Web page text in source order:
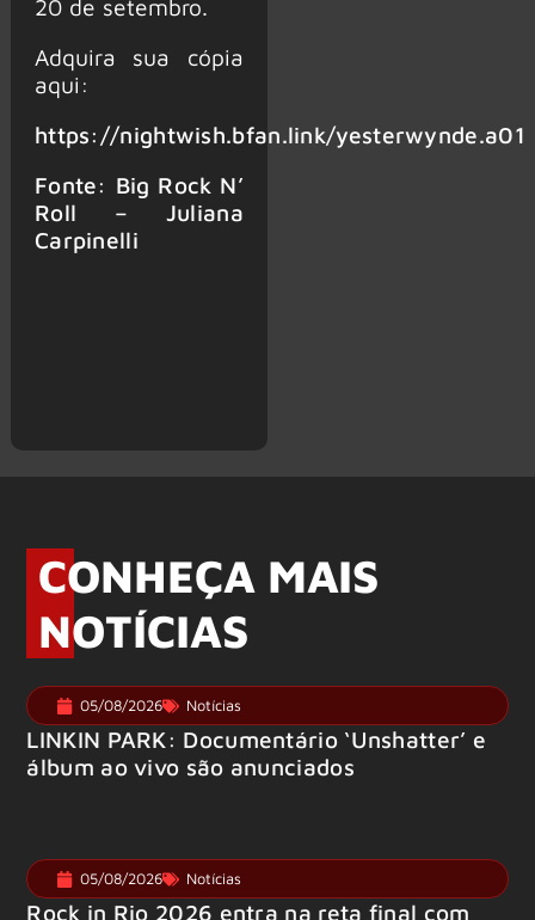
20 de setembro.
Adquira sua cópia
aqui:
https://nightwish.bfan.link/yesterwynde.a01
Fonte: Big Rock N’
Roll – Juliana
Carpinelli
CONHEÇA MAIS
NOTÍCIAS
05/08/2026 Notícias
LINKIN PARK: Documentário ‘Unshatter’ e
álbum ao vivo são anunciados
05/08/2026 Notícias
Rock in Rio 2026 entra na reta final com